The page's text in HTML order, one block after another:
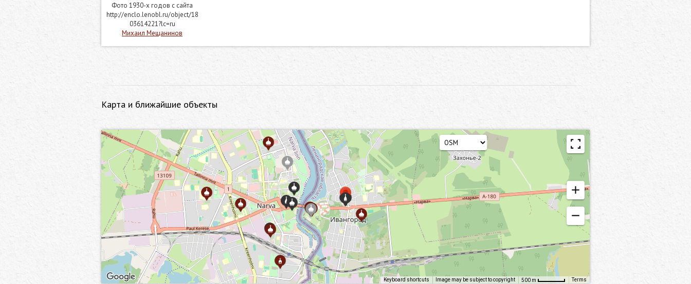
Фото 1930-х годов с сайта
http://enclo.lenobl.ru/object/18
03614221?lc=ru
Михаил Мещанинов
Карта и ближайшие объекты
Keyboard shortcuts Image may be subject to copyright 500 m Terms